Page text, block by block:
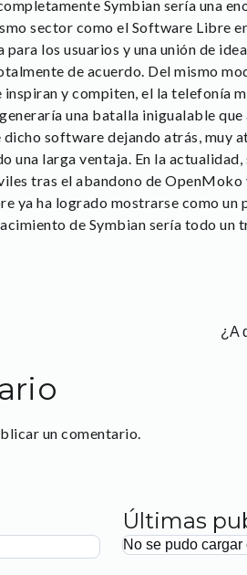
Symbian sería una
sector como el Software Libre
los usuarios y una unión de
de acuerdo. Del mismo
y compiten, el la telefonía
una batalla inigualable
software dejando atrás, muy
una larga ventaja. En la
tras el abandono de
ya ha logrado mostrarse como un
de Symbian sería todo un
¿A
un comentario.
Últimas
No se pudo